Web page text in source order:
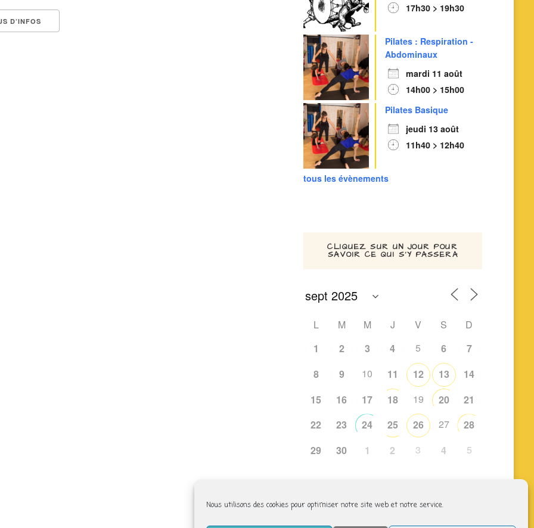
Nous utilisons des cookies pour optimiser notre site web et notre service.
D’INFOS
17h30 > 19h30
Pilates : Respiration -
Abdominaux
mardi 11 août
14h00 > 15h00
Pilates Basique
jeudi 13 août
11h40 > 12h40
tous les évènements
CLIQUEZ SUR UN JOUR POUR
SAVOIR CE QUI S’Y PASSERA
L M M J V S
D
1
2 3 4 5 6
7
8
9 10 11 12 13
14
15
16 17 18 19 20
21
22
23 24 25 26 27
28
29
30 1 2 3 4 5